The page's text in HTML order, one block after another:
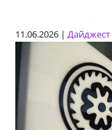
11.06.2026 |Дайджест